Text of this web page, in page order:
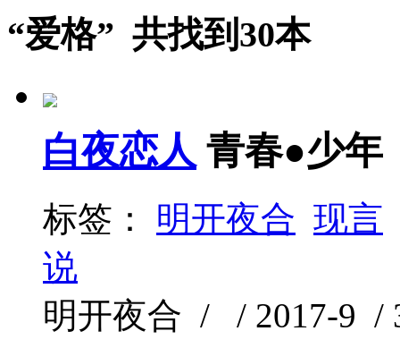
“爱格” 共找到30本
白夜恋人 青春●少年
标签： 明开夜合 现言
说
明开夜合 / / 2017-9 /